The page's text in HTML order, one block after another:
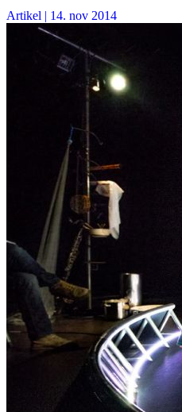
Artikel | 14. nov 2014